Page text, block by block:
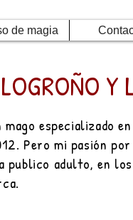
de magia
Y
especializado
Pero mi pasión por
adulto, en los